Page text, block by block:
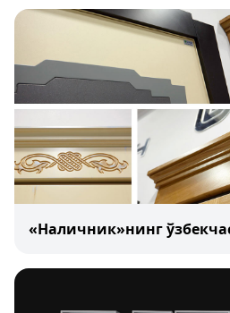
«Наличник»нинг